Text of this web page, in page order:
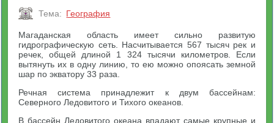
Тема: География
Магаданская область имеет сильно развитую
гидрографическую сеть. Насчитывается 567 тысяч рек и
речек, общей длиной 1 324 тысячи километров. Если
вытянуть их в одну линию, то ею можно опоясать земной
шар по экватору 33 раза.
Речная система принадлежит к двум бассейнам:
Северного Ледовитого и Тихого океанов.
В бассейн Ледовитого океана впадают самые крупные и